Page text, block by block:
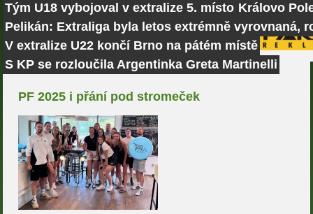
Tým U18 vybojoval v extralize 5. místo Královo
Pelikán: Extraliga byla letos extrémně vyrovnaná,
V extralize U22 končí Brno na pátém místě
S KP se rozloučila Argentinka Greta Martinelli
PF 2025 i přání pod stromeček